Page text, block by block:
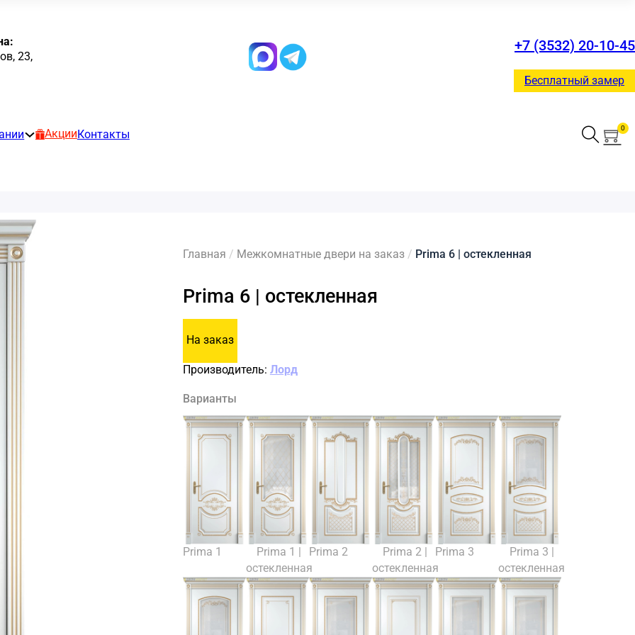
23,
+7 (3532) 20-10-45
Бесплатный замер
Акции Контакты
0
Главная / Межкомнатные двери на заказ / Prima 6 | остекленная
Prima 6 | остекленная
На заказ
Производитель: Лорд
Варианты
Prima 1
Prima 1 |
остекленная
Prima 2
Prima 2 |
остекленная
Prima 3
Prima 3 |
остекленная